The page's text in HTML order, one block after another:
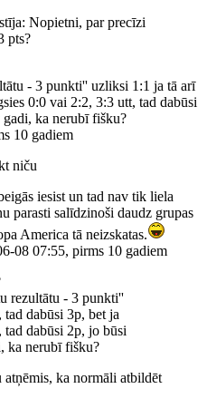
Nopietni, par precīzi
pts?
- 3 punkti'' uzliksi 1:1 ja tā arī
0:0 vai 2:2, 3:3 utt, tad dabūsi
ka nerubī fišku?
10 gadiem
niču
iesist un tad nav tik liela
parasti salīdzinoši daudz grupas
America tā neizskatas.
08 07:55, pirms 10 gadiem
rezultātu - 3 punkti''
dabūsi 3p, bet ja
dabūsi 2p, jo būsi
ka nerubī fišku?
atņēmis, ka normāli atbildēt